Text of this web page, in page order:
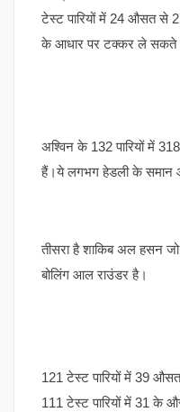
टेस्ट पारियों में 24 औसत से
के आधार पर टक्कर ले सकते
अश्विन के 132 पारियों में
हैं।ये लगभग हेडली के
तीसरा है शाकिब अल हसन
बोलिंग आल राउंडर है।
121 टेस्ट पारियों में 39
111 टेस्ट पारियों में 31 के